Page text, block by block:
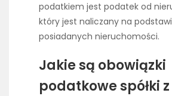
podatkiem jest podatek od
który jest naliczany na
posiadanych nieruchomości.
Jakie są obowiązki
podatkowe spółki z